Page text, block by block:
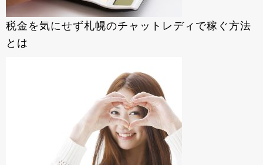
税金を気にせず札幌のチャットレディで稼ぐ方法
とは